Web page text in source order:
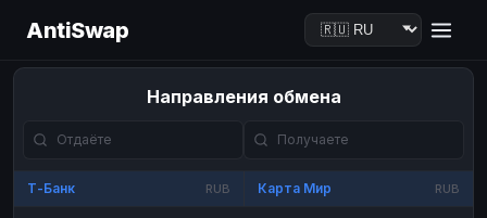
AntiSwap
Направления обмена
Т-Банк RUB Карта Мир RUB